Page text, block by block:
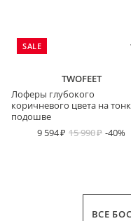
SALE
TWOFEET
Лоферы глубокого
коричневого цвета на
подошве
9 594
15 990 -40%
ВСЕ